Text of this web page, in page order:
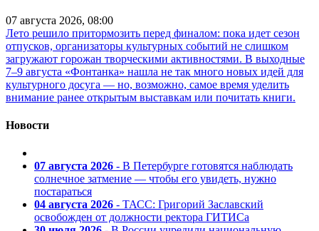
07 августа 2026, 08:00
Лето решило притормозить перед финалом: пока идет сезон
отпусков, организаторы культурных событий не слишком
загружают горожан творческими активностями. В выходные
7–9 августа «Фонтанка» нашла не так много новых идей для
культурного досуга — но, возможно, самое время уделить
внимание ранее открытым выставкам или почитать книги.
Новости
07 августа 2026 - В Петербурге готовятся наблюдать
солнечное затмение — чтобы его увидеть, нужно
постараться
04 августа 2026 - ТАСС: Григорий Заславский
освобожден от должности ректора ГИТИСа